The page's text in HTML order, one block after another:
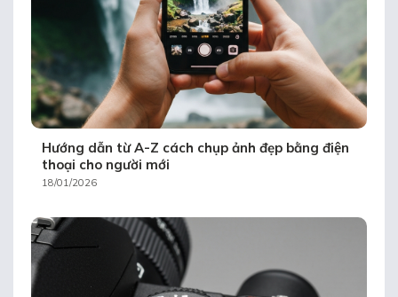
Hướng dẫn từ A-Z cách chụp ảnh đẹp bằng điện
thoại cho người mới
18/01/2026